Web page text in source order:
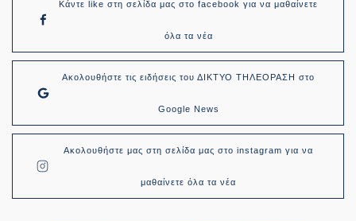
Κάντε like στη σελίδα μας στο facebook για να μαθαίνετε
όλα τα νέα
Ακολουθήστε τις ειδήσεις του ΔΙΚΤΥΟ ΤΗΛΕΟΡΑΣΗ στο
Google News
Ακολουθήστε μας στη σελίδα μας στο instagram για να
μαθαίνετε όλα τα νέα